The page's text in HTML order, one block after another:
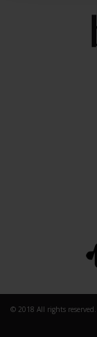
© 2018 All rights